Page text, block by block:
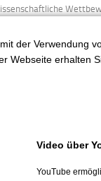
erreichte
zum dritten Mal
in den letzten Wochen
und Schüler wie
teil. Dabei
Start in Hannover
(aus den Klassen 5-
der Verwendung
Webseite erhalten
Video über
YouTube